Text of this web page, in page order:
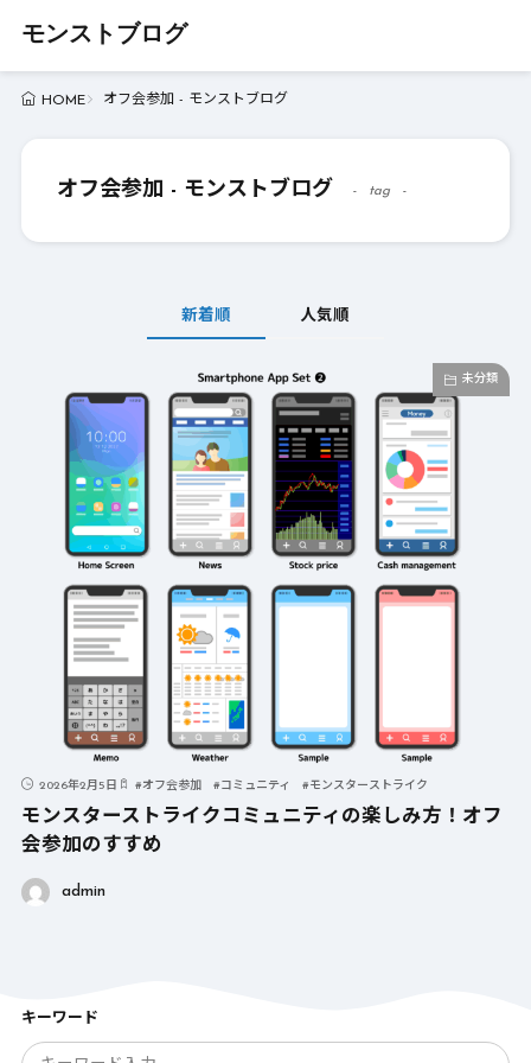
モンストブログ
HOME オフ会参加 - モンストブログ
オフ会参加 - モンストブログ tag
新着順 人気順
未分類
2026年2月5日 #オフ会参加 #コミュニティ #モンスターストライク
モンスターストライクコミュニティの楽しみ方！オフ
会参加のすすめ
admin
キーワード